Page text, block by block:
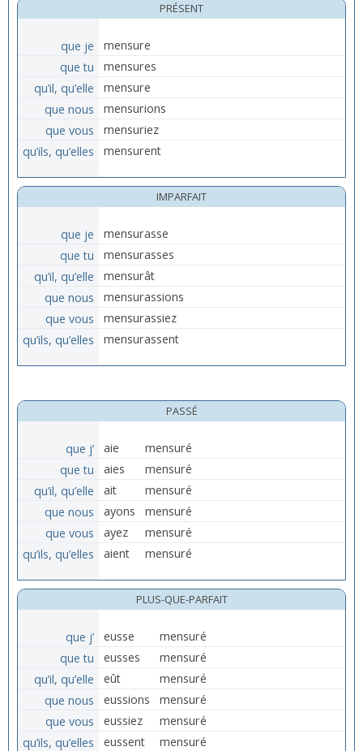
PRÉSENT
que je
mensure
que tu
mensures
qu’il, qu’elle
mensure
que nous
mensurions
que vous
mensuriez
qu’ils, qu’elles
mensurent
IMPARFAIT
que je
mensurasse
que tu
mensurasses
qu’il, qu’elle
mensurât
que nous
mensurassions
que vous
mensurassiez
qu’ils, qu’elles
mensurassent
PASSÉ
que j’ aie
mensuré
que tu
aies
mensuré
qu’il, qu’elle
ait
mensuré
que nous
ayons
mensuré
que vous
ayez
mensuré
qu’ils, qu’elles
aient mensuré
PLUS-QUE-PARFAIT
que j’ eusse
mensuré
que tu
eusses
mensuré
qu’il, qu’elle
eût
mensuré
que nous
eussions
mensuré
que vous
eussiez
mensuré
qu’ils, qu’elles
eussent mensuré